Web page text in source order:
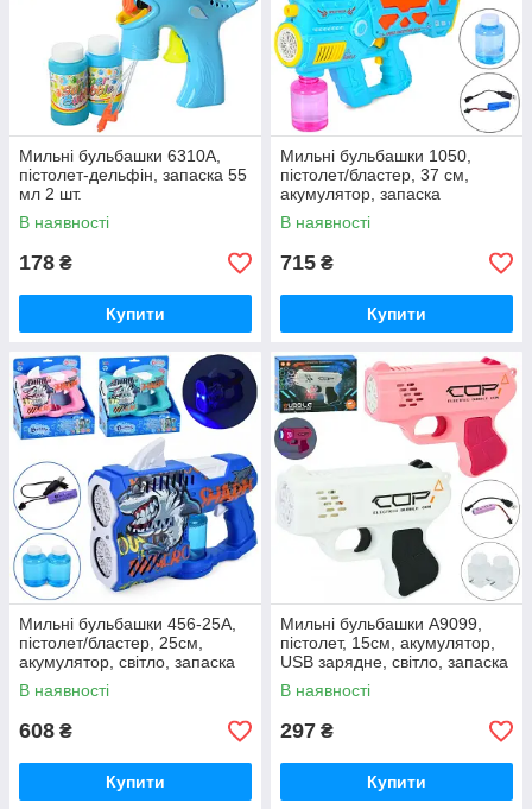
Мильні бульбашки 6310A,
пістолет-дельфін, запаска 55
мл 2 шт.
В наявності
178 ₴
Купити
Мильні бульбашки 1050,
пістолет/бластер, 37 см,
акумулятор, запаска
В наявності
715 ₴
Купити
Мильні бульбашки 456-25A,
пістолет/бластер, 25см,
акумулятор, світло, запаска
8,5см 2шт
В наявності
608 ₴
Купити
Мильні бульбашки A9099,
пістолет, 15см, акумулятор,
USB зарядне, світло, запаска
В наявності
297 ₴
Купити